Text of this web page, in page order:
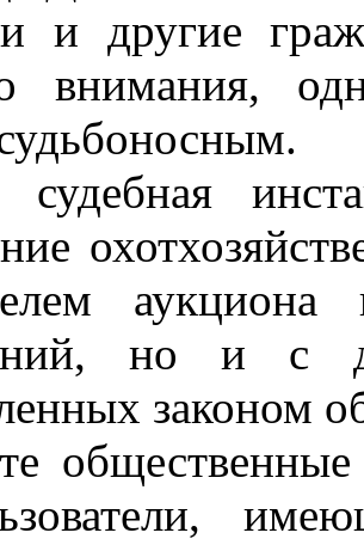
и другие
внимания,
но и с
законом